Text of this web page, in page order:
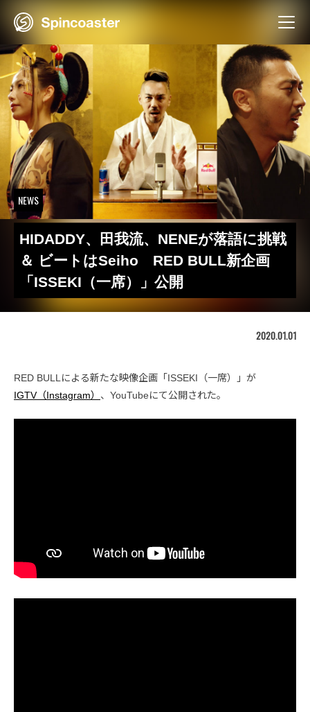
NEWS
HIDADDY、田我流、NENEが落語に挑戦
＆ ビートはSeiho RED BULL新企画
「ISSEKI（一席）」公開
2020.01.01
RED BULLによる新たな映像企画「ISSEKI（一席）」が
IGTV（Instagram） 、YouTubeにて公開された。